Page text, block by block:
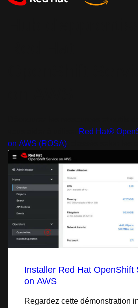
Red Hat®
on AWS (ROSA)
Installer Red Hat OpenShift
on AWS
Regardez cette démonstration